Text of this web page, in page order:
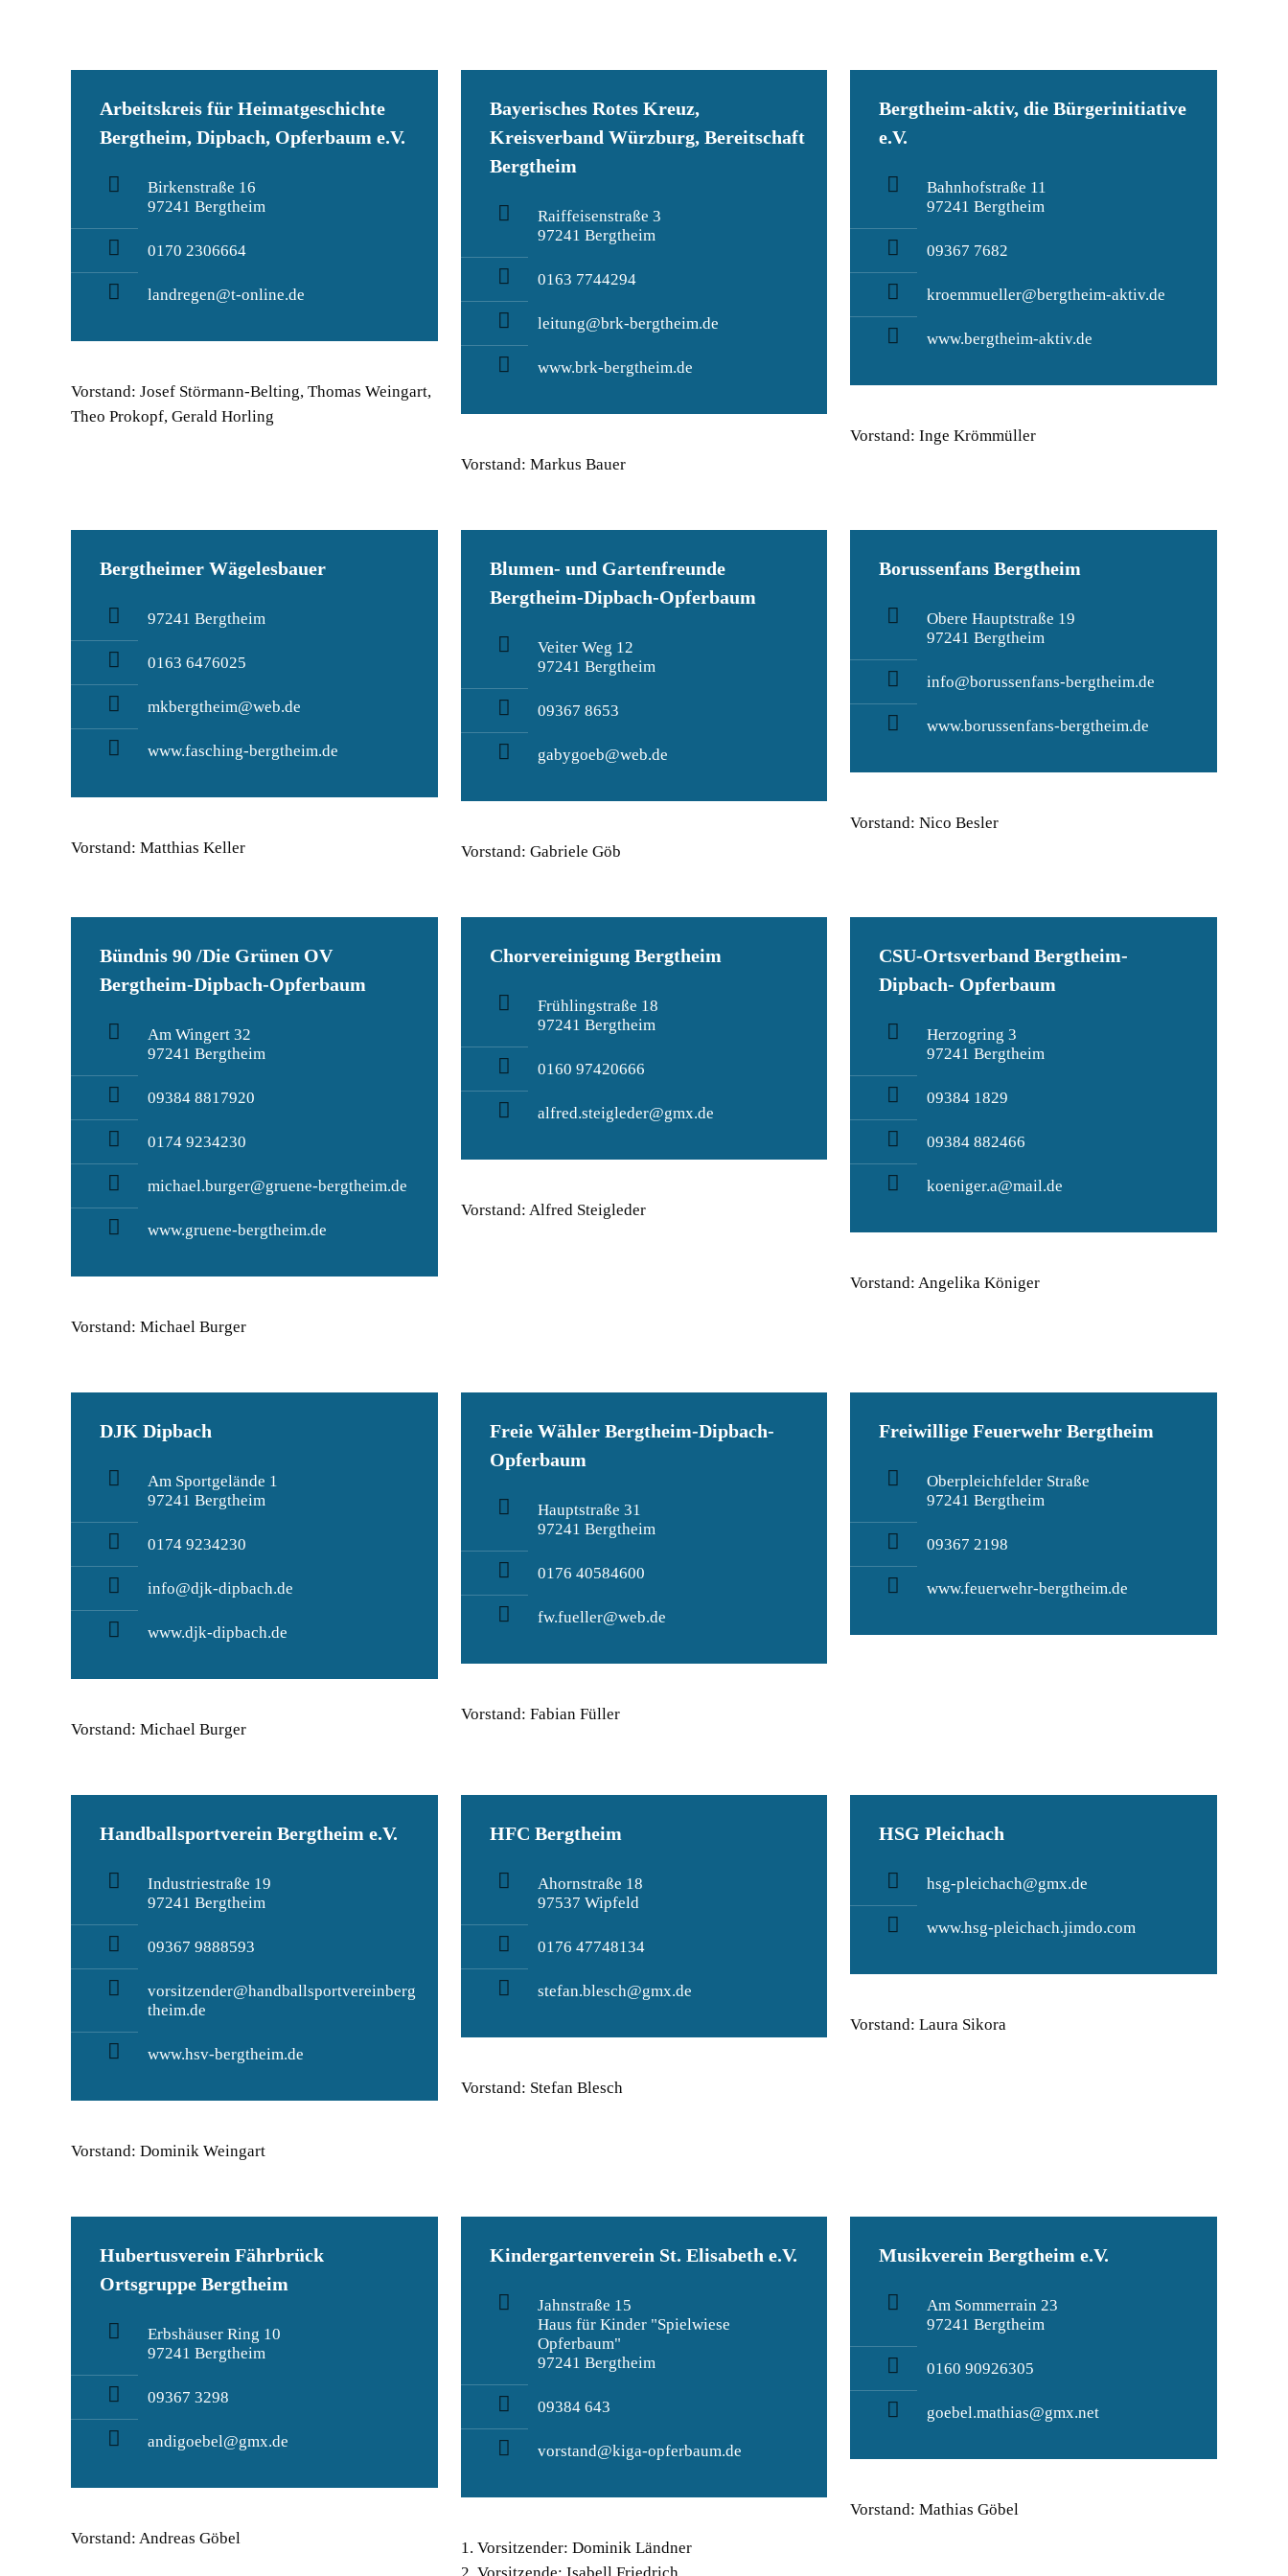
Arbeitskreis für Heimatgeschichte
Bergtheim, Dipbach, Opferbaum e.V.
Birkenstraße 16
97241 Bergtheim
0170 2306664
landregen@t-online.de
Vorstand: Josef Störmann-Belting, Thomas Weingart,
Theo Prokopf, Gerald Horling
Bayerisches Rotes Kreuz,
Kreisverband Würzburg, Bereitschaft
Bergtheim
Raiffeisenstraße 3
97241 Bergtheim
0163 7744294
leitung@brk-bergtheim.de
www.brk-bergtheim.de
Vorstand: Markus Bauer
Bergtheim-aktiv, die Bürgerinitiative
e.V.
Bahnhofstraße 11
97241 Bergtheim
09367 7682
kroemmueller@bergtheim-aktiv.de
www.bergtheim-aktiv.de
Vorstand: Inge Krömmüller
Bergtheimer Wägelesbauer
97241 Bergtheim
0163 6476025
mkbergtheim@web.de
www.fasching-bergtheim.de
Vorstand: Matthias Keller
Blumen- und Gartenfreunde
Bergtheim-Dipbach-Opferbaum
Veiter Weg 12
97241 Bergtheim
09367 8653
gabygoeb@web.de
Vorstand: Gabriele Göb
Borussenfans Bergtheim
Obere Hauptstraße 19
97241 Bergtheim
info@borussenfans-bergtheim.de
www.borussenfans-bergtheim.de
Vorstand: Nico Besler
Bündnis 90 /Die Grünen OV
Bergtheim-Dipbach-Opferbaum
Am Wingert 32
97241 Bergtheim
09384 8817920
0174 9234230
michael.burger@gruene-bergtheim.de
www.gruene-bergtheim.de
Vorstand: Michael Burger
Chorvereinigung Bergtheim
Frühlingstraße 18
97241 Bergtheim
0160 97420666
alfred.steigleder@gmx.de
Vorstand: Alfred Steigleder
CSU-Ortsverband Bergtheim-
Dipbach- Opferbaum
Herzogring 3
97241 Bergtheim
09384 1829
09384 882466
koeniger.a@mail.de
Vorstand: Angelika Königer
DJK Dipbach
Am Sportgelände 1
97241 Bergtheim
0174 9234230
info@djk-dipbach.de
www.djk-dipbach.de
Vorstand: Michael Burger
Freie Wähler Bergtheim-Dipbach-
Opferbaum
Hauptstraße 31
97241 Bergtheim
0176 40584600
fw.fueller@web.de
Vorstand: Fabian Füller
Freiwillige Feuerwehr Bergtheim
Oberpleichfelder Straße
97241 Bergtheim
09367 2198
www.feuerwehr-bergtheim.de
Handballsportverein Bergtheim e.V.
Industriestraße 19
97241 Bergtheim
09367 9888593
vorsitzender@handballsportvereinberg
theim.de
www.hsv-bergtheim.de
Vorstand: Dominik Weingart
HFC Bergtheim
Ahornstraße 18
97537 Wipfeld
0176 47748134
stefan.blesch@gmx.de
Vorstand: Stefan Blesch
HSG Pleichach
hsg-pleichach@gmx.de
www.hsg-pleichach.jimdo.com
Vorstand: Laura Sikora
Hubertusverein Fährbrück
Ortsgruppe Bergtheim
Erbshäuser Ring 10
97241 Bergtheim
09367 3298
andigoebel@gmx.de
Vorstand: Andreas Göbel
Kindergartenverein St. Elisabeth e.V.
Jahnstraße 15
Haus für Kinder "Spielwiese
Opferbaum"
97241 Bergtheim
09384 643
vorstand@kiga-opferbaum.de
1. Vorsitzender: Dominik Ländner
Musikverein Bergtheim e.V.
Am Sommerrain 23
97241 Bergtheim
0160 90926305
goebel.mathias@gmx.net
Vorstand: Mathias Göbel